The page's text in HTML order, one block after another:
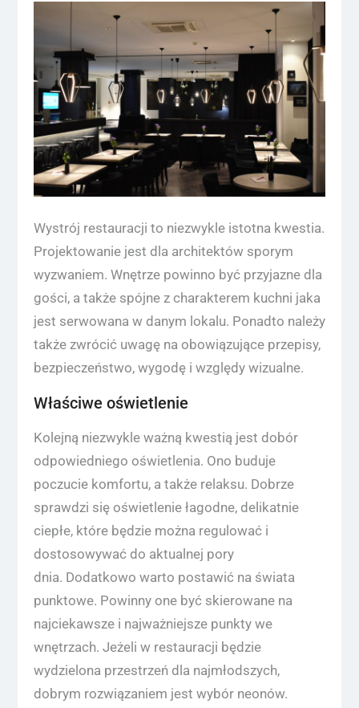
Wystrój restauracji to niezwykle istotna kwestia.
Projektowanie jest dla architektów sporym
wyzwaniem. Wnętrze powinno być przyjazne dla
gości, a także spójne z charakterem kuchni jaka
jest serwowana w danym lokalu. Ponadto należy
także zwrócić uwagę na obowiązujące przepisy,
bezpieczeństwo, wygodę i względy wizualne.
Właściwe oświetlenie
Kolejną niezwykle ważną kwestią jest dobór
odpowiedniego oświetlenia. Ono buduje
poczucie komfortu, a także relaksu. Dobrze
sprawdzi się oświetlenie łagodne, delikatnie
ciepłe, które będzie można regulować i
dostosowywać do aktualnej pory
dnia. Dodatkowo warto postawić na świata
punktowe. Powinny one być skierowane na
najciekawsze i najważniejsze punkty we
wnętrzach. Jeżeli w restauracji będzie
wydzielona przestrzeń dla najmłodszych,
dobrym rozwiązaniem jest wybór neonów.